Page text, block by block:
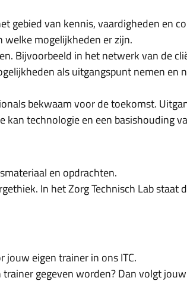
van kennis, vaardigheden en
welke mogelijkheden er zijn.
Bijvoorbeeld in het netwerk van de
als uitgangspunt nemen en
bekwaam voor de toekomst.
technologie en een basishouding
en opdrachten.
In het Zorg Technisch Lab
eigen trainer in ons ITC.
gegeven worden? Dan volgt